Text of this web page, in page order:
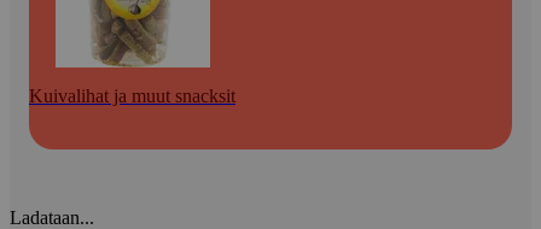
Kuivalihat ja muut snacksit
Ladataan...